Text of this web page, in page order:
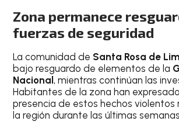
Zona permanece
fuerzas de seguridad
La comunidad de Santa Rosa de
bajo resguardo de elementos de la
Nacional, mientras continúan las
Habitantes de la zona han
presencia de estos hechos violentos
la región durante las últimas